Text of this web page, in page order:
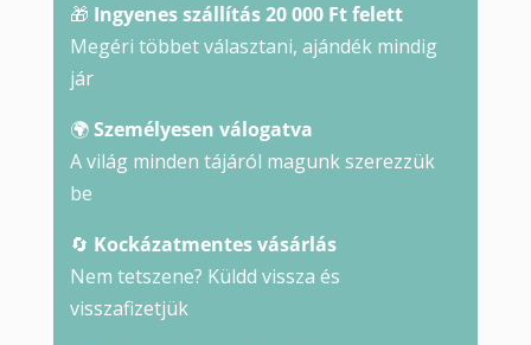
🎁 Ingyenes szállítás 20 000 Ft felett
Megéri többet választani, ajándék mindig
jár
🌍Személyesen válogatva
A világ minden tájáról magunk szerezzük
be
🔄 Kockázatmentes vásárlás
Nem tetszene? Küldd vissza és
visszafizetjük